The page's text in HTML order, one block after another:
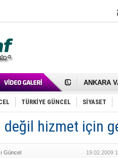
Cemal
Samet
FAİZ
OLİMPİK
SÖZ
TÜRKİYE GÜNCEL SİYASET
hizmet için
Güncel 19.02.2009